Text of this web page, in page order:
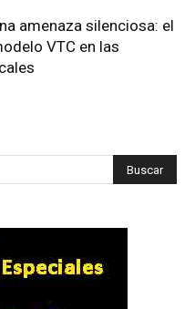
amenaza silenciosa: el
VTC en las